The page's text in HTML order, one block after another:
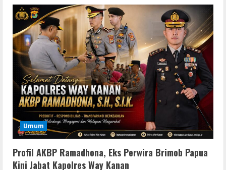
Umum
Profil AKBP Ramadhona, Eks Perwira Brimob Papua
Kini Jabat Kapolres Way Kanan